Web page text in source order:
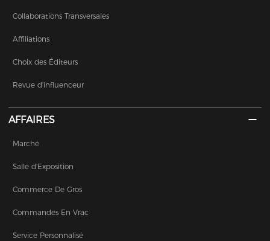
Collaborations Transversales
Affiliations
Choix des Éditeurs
Revue d'influenceur
AFFAIRES
Marché
Salle d'Exposition
Commerce De Gros
Commandes En Vrac
Service Personnalisé